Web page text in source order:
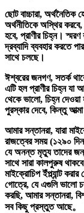
ছোট বাচ্চারা, অর্থনৈতিক
অর্থনীতিকে অস্থির
হবে, প্রাণীর চিহ্ন। স্মরণ
দ্রব্যাদি ব্যবহার করতে
সাথে চলছে।
ঈশ্বরের জনগণ, সতর্ক
এটি হল প্রাণীর চিহ্ন
থেকে ভালো, চিহ্ন দেওয়া
পুরস্কার দেবে, কিন্তু
আমার সন্তানরা, যারা
রাজত্বের সময় (১২৯০
যে অনন্ত মৃত্যু তাদের
সাথে সারা কালপুরুষ
মাইক্রোচিপ ইঁপ্ল্যান্ট
গোত্রে, যে এগুলি ভালো
করছি, আমার সন্তানরা,
সব কিছু প্রস্তুত আছে。